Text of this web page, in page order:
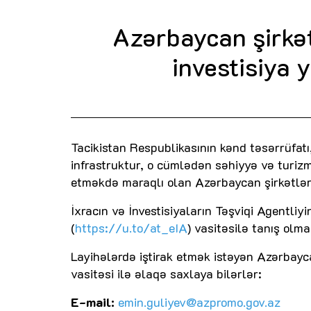
Azərbaycan
investisiya
Tacikistan Respublikasının kənd
infrastruktur, o cümlədən səhiyyə və
etməkdə maraqlı olan Azərbaycan
İxracın və İnvestisiyaların Təşviqi
(https://u.to/at_eIA) vasitəsilə tanış
Layihələrdə iştirak etmək istəyən
vasitəsi ilə əlaqə saxlaya bilərlər:
E-mail: emin.guliyev@azpromo.gov.az